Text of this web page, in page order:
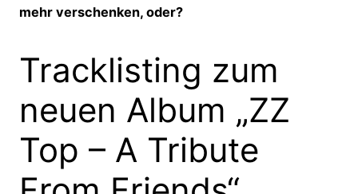
mehr verschenken, oder?
Tracklisting zum
neuen Album „ZZ
Top – A Tribute